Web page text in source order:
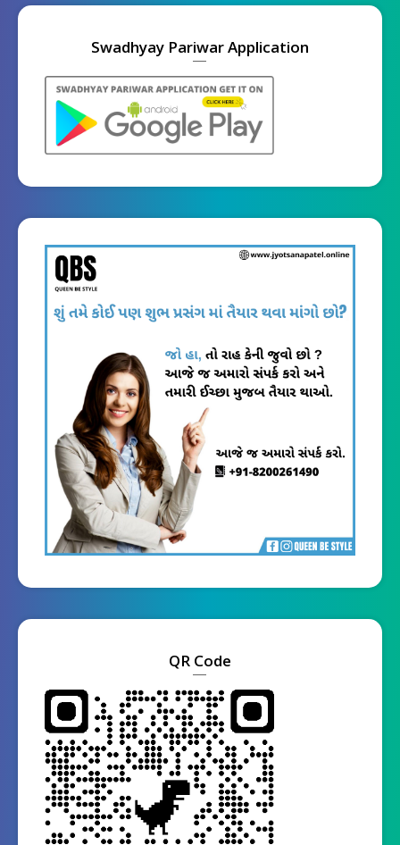
Swadhyay Pariwar Application
QR Code